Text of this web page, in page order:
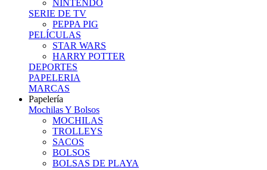
NINTENDO
SERIE DE TV
PEPPA PIG
PELÍCULAS
STAR WARS
HARRY POTTER
DEPORTES
PAPELERIA
MARCAS
Papelería
Mochilas Y Bolsos
MOCHILAS
TROLLEYS
SACOS
BOLSOS
BOLSAS DE PLAYA